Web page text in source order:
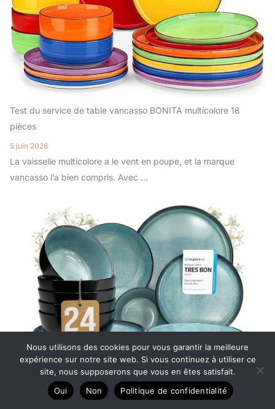
Test du service de table vancasso BONITA multicolore 18
pièces
5 juin 2026
La vaisselle multicolore a le vent en poupe, et la marque
vancasso l’a bien compris. Avec ...
Nous utilisons des cookies pour vous garantir la meilleure
expérience sur notre site web. Si vous continuez à utiliser ce
site, nous supposerons que vous en êtes satisfait.
Oui
Non Politique de confidentialité